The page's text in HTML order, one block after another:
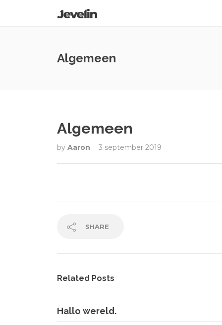
Algemeen
Algemeen
by Aaron 3 september 2019
SHARE
Related Posts
Hallo wereld.